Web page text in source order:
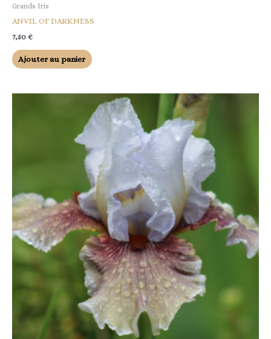
Grands Iris
ANVIL OF DARKNESS
7,50 €
Ajouter au panier